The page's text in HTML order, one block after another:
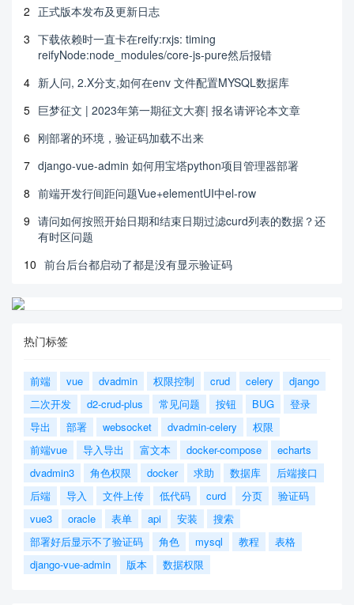
2 正式版本发布及更新日志
3 下载依赖时一直卡在reify:rxjs: timing
reifyNode:node_modules/core-js-pure然后报错
4 新人问, 2.X分支,如何在env 文件配置MYSQL数据库
5 巨梦征文 | 2023年第一期征文大赛| 报名请评论本文章
6 刚部署的环境，验证码加载不出来
7 django-vue-admin 如何用宝塔python项目管理器部署
8 前端开发行间距问题Vue+elementUI中el-row
9 请问如何按照开始日期和结束日期过滤curd列表的数据？还
有时区问题
10 前台后台都启动了都是没有显示验证码
热门标签
前端 vue dvadmin 权限控制 crud celery
django
二次开发
d2-crud-plus 常见问题 按钮 BUG
登录
导出
部署 websocket dvadmin-celery
权限
前端vue
导入导出 富文本 docker-compose
echarts
dvadmin3
角色权限 docker 求助 数据库
后端接口
后端
导入 文件上传 低代码 curd 分页
验证码
vue3
oracle 表单 api 安装
搜索
部署好后显示不了验证码
角色 mysql 教程
表格
django-vue-admin
版本 数据权限